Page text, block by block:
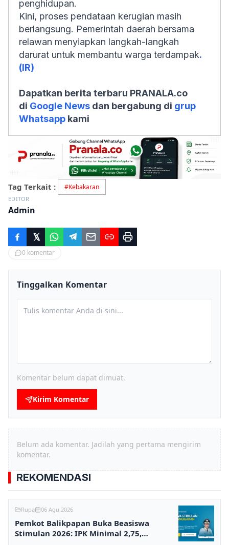
penghidupan.
Kini, proses pendataan kerugian masih
berlangsung. Pemerintah daerah bersama
relawan menyiapkan langkah-langkah
darurat untuk membantu warga terdampak.
(IR)
Dapatkan berita terbaru PRANALA.co
di Google News dan bergabung di grup
Whatsapp kami
Tag Terkait : #Kebakaran
EDITOR
Admin
0 komentar
Tinggalkan Komentar
Komentar belum dapat dimuat.
Kirim Komentar
Belum ada komentar. Jadilah yang pertama mengirim
komentar.
REKOMENDASI
Rupa 06 Agu 2026
Pemkot Balikpapan Buka Beasiswa
Stimulan 2026: IPK Minimal 2,75,